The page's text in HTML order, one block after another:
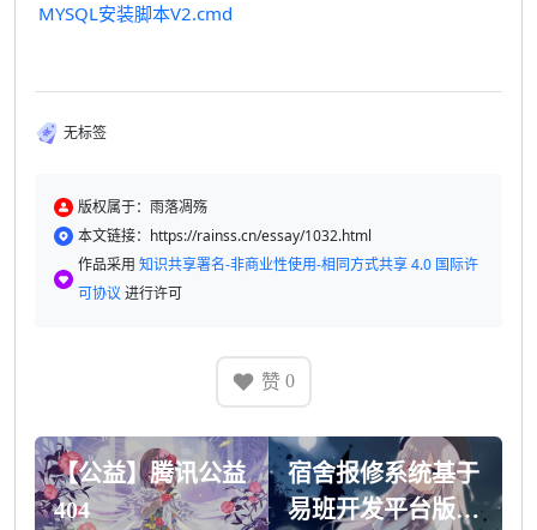
MYSQL安装脚本V2.cmd
无标签
版权属于：雨落凋殇
本文链接：https://rainss.cn/essay/1032.html
作品采用 知识共享署名-非商业性使用-相同方式共享 4.0 国际许
可协议 进行许可
赞 0
【公益】腾讯公益
404
宿舍报修系统基于
易班开发平台版本